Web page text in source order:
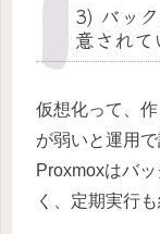
3) バッ
意されて
仮想化って、
が弱いと運用で
Proxmoxはバ
く、定期実行